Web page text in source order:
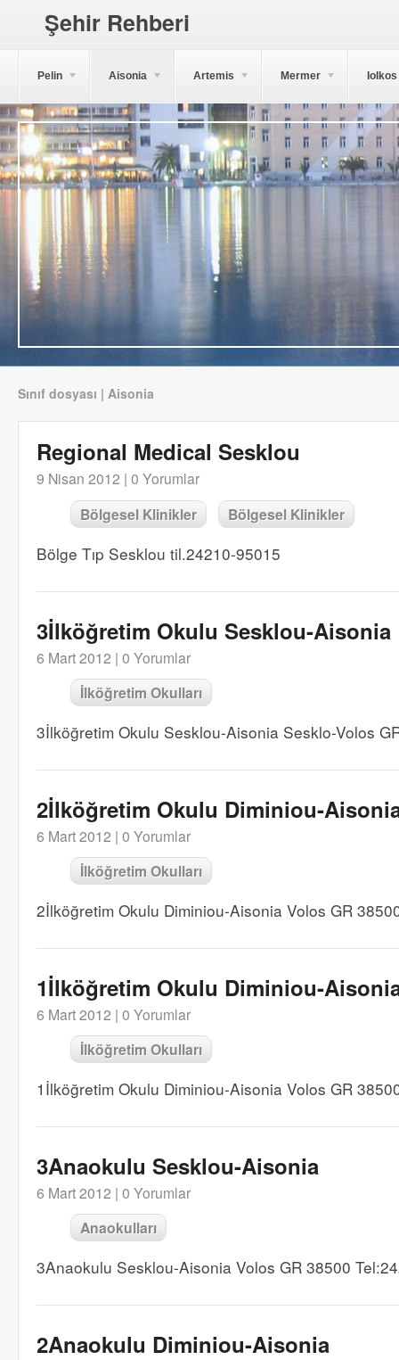
Şehir Rehberi
Pelin Aisonia Artemis Mermer Iolkos
Sınıf dosyası | Aisonia
Regional Medical Sesklou
9 Nisan 2012 | 0 Yorumlar
Bölgesel Klinikler Bölgesel Klinikler
Bölge Tıp Sesklou til.24210-95015
3İlköğretim Okulu Sesklou-Aisonia
6 Mart 2012 | 0 Yorumlar
İlköğretim Okulları
3İlköğretim Okulu Sesklou-Aisonia Sesklo-Volos
2İlköğretim Okulu Diminiou-
6 Mart 2012 | 0 Yorumlar
İlköğretim Okulları
2İlköğretim Okulu Diminiou-Aisonia Volos GR
1İlköğretim Okulu Diminiou-
6 Mart 2012 | 0 Yorumlar
İlköğretim Okulları
1İlköğretim Okulu Diminiou-Aisonia Volos GR
3Anaokulu Sesklou-Aisonia
6 Mart 2012 | 0 Yorumlar
Anaokulları
3Anaokulu Sesklou-Aisonia Volos GR 38500
2Anaokulu Diminiou-Aisonia